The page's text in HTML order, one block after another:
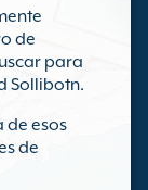
de
para
Sollibotn.
de esos
de